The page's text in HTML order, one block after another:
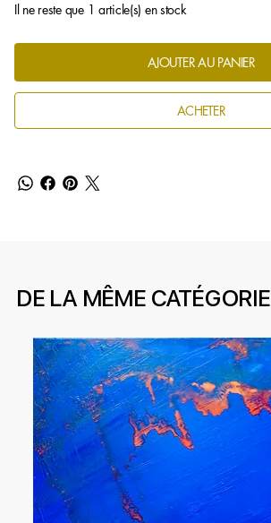
Il ne reste que 1 article(s) en stock
AJOUTER AU PANIER
ACHETER
DE LA MÊME CATÉGORIE